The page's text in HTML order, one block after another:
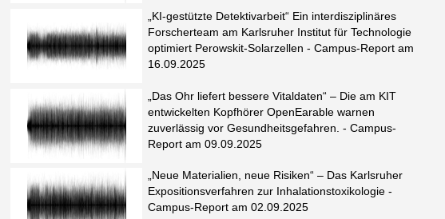
„KI-gestützte Detektivarbeit“ Ein interdisziplinäres
Forscherteam am Karlsruher Institut für Technologie
optimiert Perowskit-Solarzellen - Campus-Report am
16.09.2025
„Das Ohr liefert bessere Vitaldaten“ – Die am KIT
entwickelten Kopfhörer OpenEarable warnen
zuverlässig vor Gesundheitsgefahren. - Campus-
Report am 09.09.2025
„Neue Materialien, neue Risiken“ – Das Karlsruher
Expositionsverfahren zur Inhalationstoxikologie -
Campus-Report am 02.09.2025